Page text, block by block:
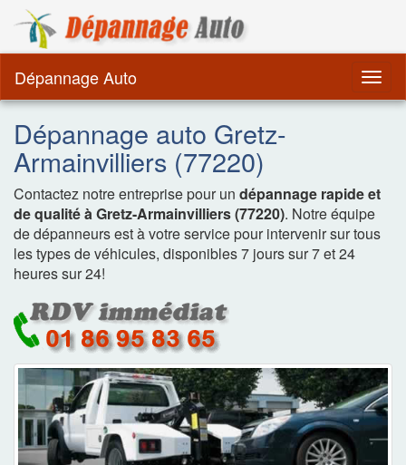
Dépannage Auto
Dépannage auto Gretz-
Armainvilliers (77220)
Contactez notre entreprise pour un dépannage rapide et
de qualité à Gretz-Armainvilliers (77220). Notre équipe
de dépanneurs est à votre service pour intervenir sur tous
les types de véhicules, disponibles 7 jours sur 7 et 24
heures sur 24!